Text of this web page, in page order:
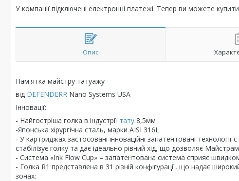
У компанії підключені електронні платежі. Тепер ви можете
Опис
Пам'ятка майстру татуажу
від DEFENDERR Nano Systems USA
Інновації:
- Найгостріша голка в індустрії тату 8,5мм
-Японська хірургічна сталь, марки AISI 316L
- У картриджах застосовані інноваційні запатентовані
стабілізує голку та дає ідеально рівний хід, що дозволяє Майстрам
- Система «Ink Flow Cup» – запатентована система сприяє
- Голка R1 представлена ​​в 31 різній конфігурації, що надає
зонах: